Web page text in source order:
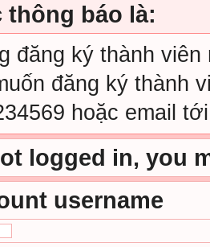
báo là:
đăng ký thành
đăng ký thành
hoặc email
logged in, you
username